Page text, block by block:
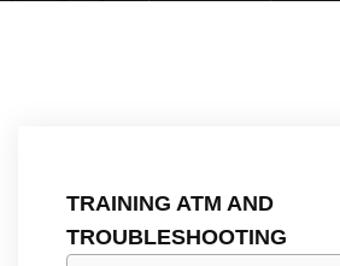
TRAINING ATM AND
TROUBLESHOOTING